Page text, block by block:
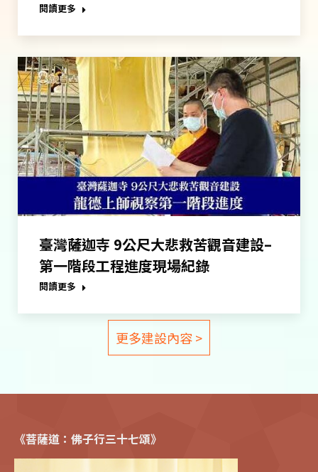
閱讀更多
臺灣薩迦寺 9公尺大悲救苦觀音建設–
第一階段工程進度現場紀錄
閱讀更多
更多建設內容 >
《菩薩道：佛子行三十七頌》